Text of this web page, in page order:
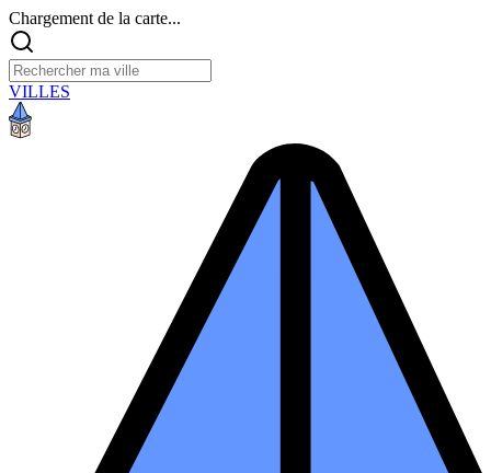
Chargement de la carte...
VILLES